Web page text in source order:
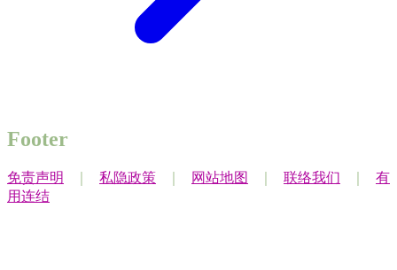
Footer
免责声明 私隐政策 网站地图 联络我们
有
用连结